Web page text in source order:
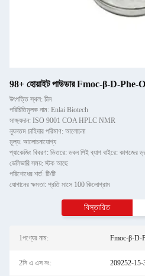
98+ হোয়াইট পাউডার Fmoc-β-D-
উৎপত্তি স্থল: চীন
পরিচিতিমুলক নাম: Enlai Biotech
সাক্ষ্যদান: ISO 9001 COA HPLC NMR
ন্যূনতম চাহিদার পরিমাণ: আলোচনা
মূল্য: আলোচনাযোগ্য
প্যাকেজিং বিবরণ: ভিতরে: ডবল পিই ব্যাগ বাইরে: কাগজের
ডেলিভারি সময়: স্টক আছে
পরিশোধের শর্ত: টি/টি
যোগানের ক্ষমতা: প্রতি মাসে 100 কিলোগ্রাম
বিস্তারিত
1পণ্যের নাম: Fmoc-β-D-
2সি এ এস নং: 209252-15-